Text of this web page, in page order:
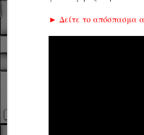
► Δείτε το απόσπασμα